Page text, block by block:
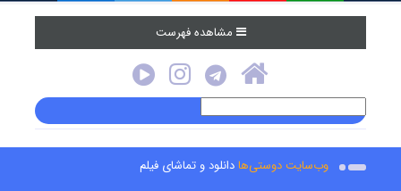
مشاهده فهرست
وب‌سایت دوستی‌هادانلود و تماشای فیلم